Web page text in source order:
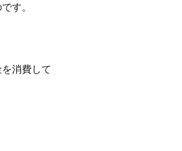
す。
消費して